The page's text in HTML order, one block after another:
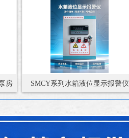
房 SMCY系列水箱液位显示报警仪